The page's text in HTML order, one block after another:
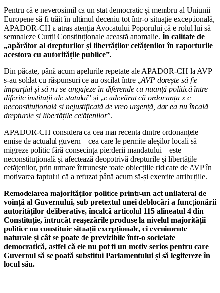
Pentru că e neverosimil ca un stat democratic și membru al Uniunii
Europene să fi trăit în ultimul deceniu tot într-o situație excepțională,
APADOR-CH a atras atenția Avocatului Poporului că e rolul lui să
semnaleze Curții Constituționale această anomalie. În calitate de
„apărător al drepturilor și libertăților cetățenilor în raporturile
acestora cu autoritățile publice”.
Din păcate, până acum apelurile repetate ale APADOR-CH la AVP
s-au soldat cu răspunsuri ce au oscilat între „AVP dorește să fie
imparțial și să nu se angajeze în diferende cu nuanță politică între
diferite instituții ale statului” și „e adevărat că ordonanța x e
neconstituțională și nejustificată de vreo urgență, dar ea nu încală
drepturile și libertățile cetățenilor”.
APADOR-CH consideră că cea mai recentă dintre ordonanțele
emise de actualul guvern – cea care le permite aleșilor locali să
migreze politic fără consecința pierderii mandatului – este
neconstituțională și afectează deopotrivă drepturile și libertățile
cetățenilor, prin urmare întrunește toate obiecțiile ridicate de AVP în
motivarea faptului că a refuzat până acum să-și exercite atribuțiile.
Remodelarea majorităților politice printr-un act unilateral de
voință al Guvernului, sub pretextul unei deblocări a funcționării
autorităților deliberative, încalcă articolul 115 alineatul 4 din
Constituție, întrucât reașezările produse la nivelul majorității
politice nu constituie situații excepționale, ci evenimente
naturale și cât se poate de previzibile într-o societate
democratică, astfel că ele nu pot fi un motiv serios pentru care
Guvernul să se poată substitui Parlamentului și să legifereze în
locul său.